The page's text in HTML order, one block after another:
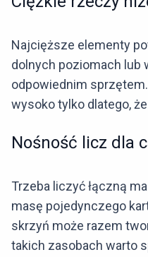
Najcięższe elementy
dolnych poziomach lub
odpowiednim
wysoko tylko dlatego,
Nośność licz dla
Trzeba liczyć łączną
masę pojedynczego
skrzyń może razem
takich zasobach warto